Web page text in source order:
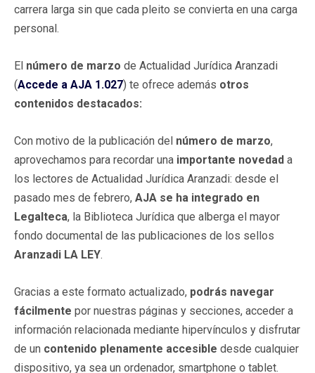
carrera larga sin que cada pleito se convierta en una carga
personal.
El número de marzo de Actualidad Jurídica Aranzadi
(Accede a AJA 1.027) te ofrece además otros
contenidos destacados:
Con motivo de la publicación del número de marzo,
aprovechamos para recordar una importante novedad a
los lectores de Actualidad Jurídica Aranzadi: desde el
pasado mes de febrero, AJA se ha integrado en
Legalteca, la Biblioteca Jurídica que alberga el mayor
fondo documental de las publicaciones de los sellos
Aranzadi LA LEY.
Gracias a este formato actualizado, podrás navegar
fácilmente por nuestras páginas y secciones, acceder a
información relacionada mediante hipervínculos y disfrutar
de un contenido plenamente accesible desde cualquier
dispositivo, ya sea un ordenador, smartphone o tablet.